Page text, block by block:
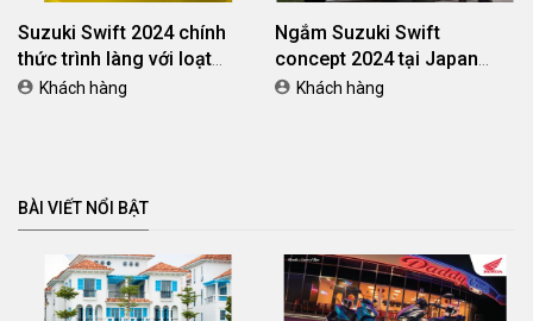
Suzuki Swift 2024 chính
thức trình làng với loạt
trang bị mới
Khách hàng
Ngắm Suzuki Swift
concept 2024 tại Japan
Mobility Show
Khách hàng
BÀI VIẾT NỔI BẬT